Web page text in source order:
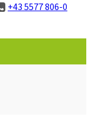
+43 5577 806-0